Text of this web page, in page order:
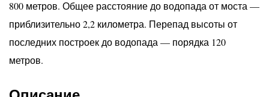
800 метров. Общее расстояние до водопада от моста —
приблизительно 2,2 километра. Перепад высоты от
последних построек до водопада — порядка 120
метров.